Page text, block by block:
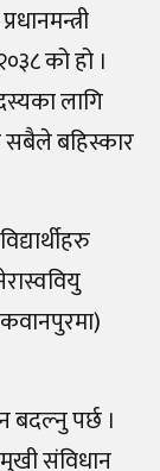
को हो ।
लागि
सबैले बहिस्कार
बदल्नु पर्छ ।
संविधान